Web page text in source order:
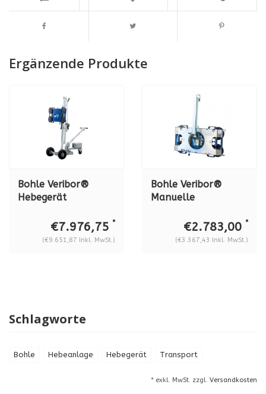
Ergänzende Produkte
Bohle Veribor®
Hebegerät
€7.976,75 *
(€9.651,87 Inkl. MwSt.)
Bohle Veribor®
Manuelle
BOB18DM4GS, 180
€2.783,00 *
(€3.367,43 Inkl. MwSt.)
Schlagworte
Bohle Hebeanlage Hebegerät Transport
* exkl. MwSt. zzgl. Versandkosten